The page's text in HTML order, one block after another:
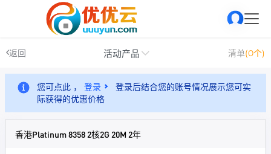
返回 活动产品 清单(0个)
您可点此 ， 登录
登录后结合您的账号情况展示您可实
际获得的优惠价格
香港Platinum 8358 2核2G 20M 2年